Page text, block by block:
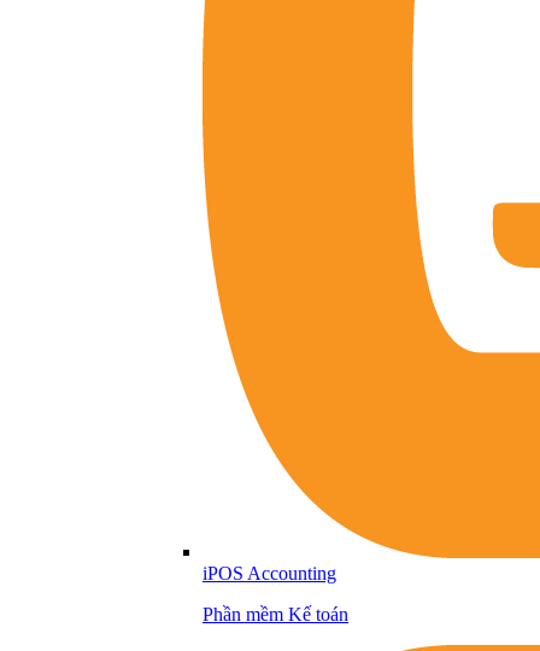
iPOS Accounting
Phần mềm Kế toán